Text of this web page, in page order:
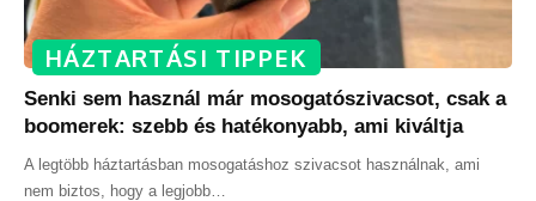
HÁZTARTÁSI TIPPEK
Senki sem használ már mosogatószivacsot, csak a
boomerek: szebb és hatékonyabb, ami kiváltja
A legtöbb háztartásban mosogatáshoz szivacsot használnak, ami
nem biztos, hogy a legjobb